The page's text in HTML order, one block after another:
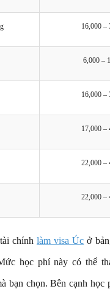
16,000 –
6,000 –
16,000 –
17,000 –
22,000 –
22,000 –
chính làm visa Úc ở
học phí này có thể
bạn chọn. Bên cạnh học